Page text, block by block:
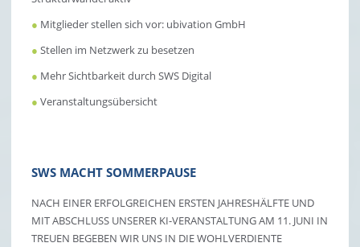
● Mitglieder stellen sich vor: ubivation GmbH
● Stellen im Netzwerk zu besetzen
● Mehr Sichtbarkeit durch SWS Digital
● Veranstaltungsübersicht
SWS MACHT SOMMERPAUSE
NACH EINER ERFOLGREICHEN ERSTEN JAHRESHÄLFTE UND
MIT ABSCHLUSS UNSERER KI-VERANSTALTUNG AM 11. JUNI IN
TREUEN BEGEBEN WIR UNS IN DIE WOHLVERDIENTE